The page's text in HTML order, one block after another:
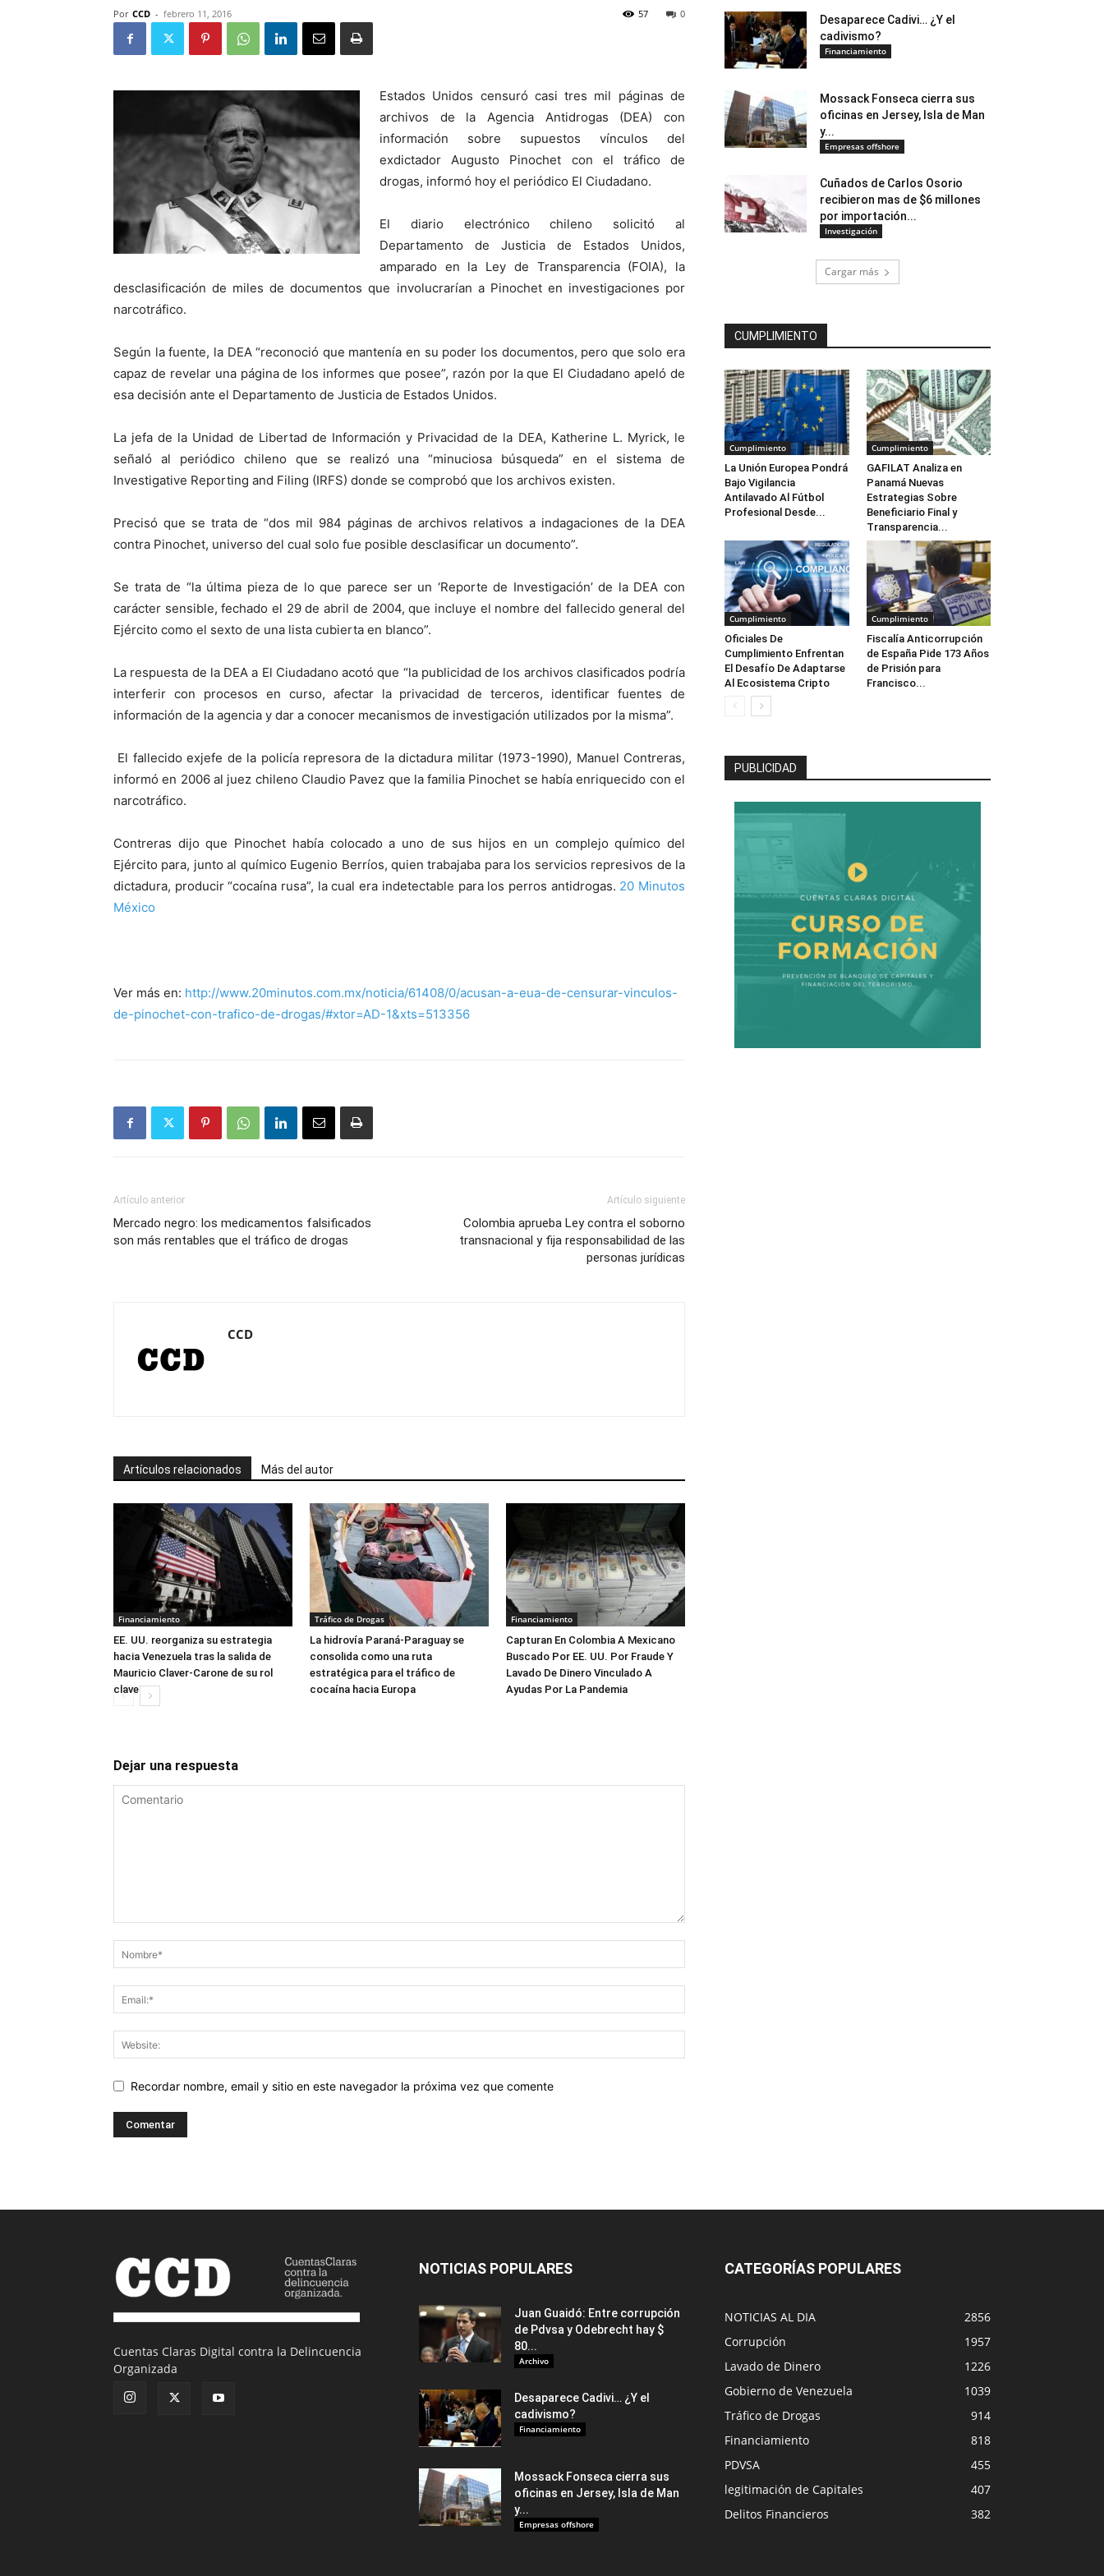
Por CCD - febrero 11, 2016 0
57
Estados Unidos censuró casi tres mil páginas de
archivos de la Agencia Antidrogas (DEA) con
información sobre supuestos vínculos del
exdictador Augusto Pinochet con el tráfico de
drogas, informó hoy el periódico El Ciudadano.
El diario electrónico chileno solicitó al
Departamento de Justicia de Estados Unidos,
amparado en la Ley de Transparencia (FOIA), la
desclasificación de miles de documentos que involucrarían a Pinochet en investigaciones por
narcotráfico.
Según la fuente, la DEA “reconoció que mantenía en su poder los documentos, pero que solo era
capaz de revelar una página de los informes que posee”, razón por la que El Ciudadano apeló de
esa decisión ante el Departamento de Justicia de Estados Unidos.
La jefa de la Unidad de Libertad de Información y Privacidad de la DEA, Katherine L. Myrick, le
señaló al periódico chileno que se realizó una “minuciosa búsqueda” en el sistema de
Investigative Reporting and Filing (IRFS) donde se comprobó que los archivos existen.
Precisó que se trata de “dos mil 984 páginas de archivos relativos a indagaciones de la DEA
contra Pinochet, universo del cual solo fue posible desclasificar un documento”.
Se trata de “la última pieza de lo que parece ser un ‘Reporte de Investigación’ de la DEA con
carácter sensible, fechado el 29 de abril de 2004, que incluye el nombre del fallecido general del
Ejército como el sexto de una lista cubierta en blanco”.
La respuesta de la DEA a El Ciudadano acotó que “la publicidad de los archivos clasificados podría
interferir con procesos en curso, afectar la privacidad de terceros, identificar fuentes de
información de la agencia y dar a conocer mecanismos de investigación utilizados por la misma”.
El fallecido exjefe de la policía represora de la dictadura militar (1973-1990), Manuel Contreras,
informó en 2006 al juez chileno Claudio Pavez que la familia Pinochet se había enriquecido con el
narcotráfico.
Contreras dijo que Pinochet había colocado a uno de sus hijos en un complejo químico del
Ejército para, junto al químico Eugenio Berríos, quien trabajaba para los servicios represivos de la
dictadura, producir “cocaína rusa”, la cual era indetectable para los perros antidrogas. 20 Minutos
México
Ver más en: http://www.20minutos.com.mx/noticia/61408/0/acusan-a-eua-de-censurar-vinculos-
de-pinochet-con-trafico-de-drogas/#xtor=AD-1&xts=513356
Artículo anterior
Mercado negro: los medicamentos falsificados
son más rentables que el tráfico de drogas
Artículo siguiente
Colombia aprueba Ley contra el soborno
transnacional y fija responsabilidad de las
personas jurídicas
CCD
Artículos relacionados Más del autor
Financiamiento
EE. UU. reorganiza su estrategia
hacia Venezuela tras la salida de
Mauricio Claver-Carone de su rol
clave
Tráfico de Drogas
La hidrovía Paraná-Paraguay se
consolida como una ruta
estratégica para el tráfico de
cocaína hacia Europa
Financiamiento
Capturan En Colombia A Mexicano
Buscado Por EE. UU. Por Fraude Y
Lavado De Dinero Vinculado A
Ayudas Por La Pandemia
Dejar una respuesta
Recordar nombre, email y sitio en este navegador la próxima vez que comente
Desaparece Cadivi… ¿Y el
cadivismo?
Financiamiento
Mossack Fonseca cierra sus
oficinas en Jersey, Isla de Man
y...
Empresas offshore
Cuñados de Carlos Osorio
recibieron mas de $6 millones
por importación...
Investigación
Cargar más
CUMPLIMIENTO
Cumplimiento
La Unión Europea Pondrá
Bajo Vigilancia
Antilavado Al Fútbol
Profesional Desde...
Cumplimiento
GAFILAT Analiza en
Panamá Nuevas
Estrategias Sobre
Beneficiario Final y
Transparencia...
Cumplimiento
Oficiales De
Cumplimiento Enfrentan
El Desafío De Adaptarse
Al Ecosistema Cripto
Cumplimiento
Fiscalía Anticorrupción
de España Pide 173 Años
de Prisión para
Francisco...
PUBLICIDAD
Cuentas Claras Digital contra la Delincuencia
Organizada
NOTICIAS POPULARES
Juan Guaidó: Entre corrupción
de Pdvsa y Odebrecht hay $
80...
Archivo
Desaparece Cadivi… ¿Y el
cadivismo?
Financiamiento
Mossack Fonseca cierra sus
oficinas en Jersey, Isla de Man
y...
Empresas offshore
CATEGORÍAS POPULARES
NOTICIAS AL DIA
2856
Corrupción
1957
Lavado de Dinero
1226
Gobierno de Venezuela
1039
Tráfico de Drogas
914
Financiamiento
818
PDVSA
455
legitimación de Capitales
407
Delitos Financieros
382